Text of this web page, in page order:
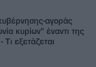
αγοράς
κυρίων" έναντι της
Τι εξετάζεται